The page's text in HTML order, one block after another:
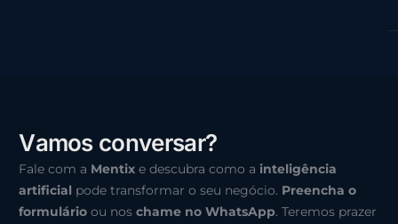
Vamos conversar?
Fale com a Mentix e descubra como a inteligência
artificial pode transformar o seu negócio. Preencha o
formulário ou noschame no WhatsApp. Teremos prazer